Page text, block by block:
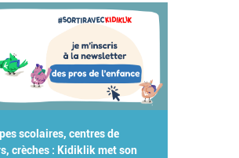
scolaires, centres de
crèches : Kidiklik met son